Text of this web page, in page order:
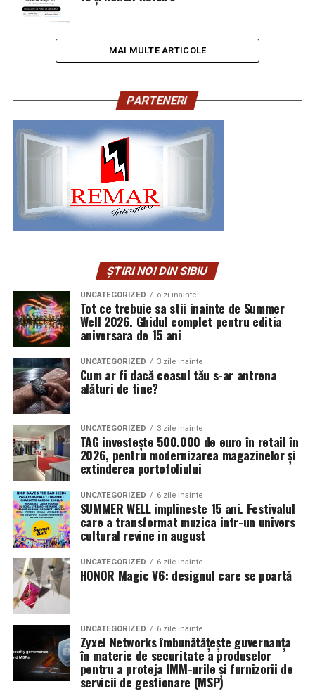
MAI MULTE ARTICOLE
PARTENERI
ȘTIRI NOI DIN SIBIU
UNCATEGORIZED o zi inainte
Tot ce trebuie sa stii inainte de Summer
Well 2026. Ghidul complet pentru editia
aniversara de 15 ani
UNCATEGORIZED 3 zile inainte
Cum ar fi dacă ceasul tău s-ar antrena
alături de tine?
UNCATEGORIZED 3 zile inainte
TAG investește 500.000 de euro în retail în
2026, pentru modernizarea magazinelor și
extinderea portofoliului
UNCATEGORIZED 6 zile inainte
SUMMER WELL implineste 15 ani. Festivalul
care a transformat muzica intr-un univers
cultural revine in august
UNCATEGORIZED 6 zile inainte
HONOR Magic V6: designul care se poartă
UNCATEGORIZED 6 zile inainte
Zyxel Networks îmbunătățește guvernanța
în materie de securitate a produselor
pentru a proteja IMM-urile și furnizorii de
servicii de gestionare (MSP)